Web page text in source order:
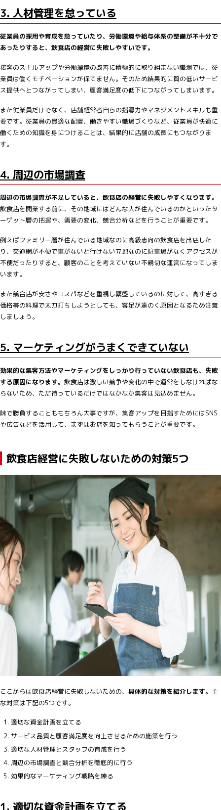
3. 人材管理を怠っている
従業員の採用や育成を怠っていたり、労働環境や給与体系の整備が不十分で
あったりすると、飲食店の経営に失敗しやすいです。
接客のスキルアップや労働環境の改善に積極的に取り組まない職場では、従
業員は働くモチベーションが保てません。そのため結果的に質の低いサービ
ス提供へとつながってしまい、顧客満足度の低下につながってしまいます。
また従業員だけでなく、店舗経営者自らの指導力やマネジメントスキルも重
要です。従業員の最適な配置、働きやすい職場づくりなど、従業員が快適に
働くための知識を身につけることは、結果的に店舗の成長にもつながりま
す。
4. 周辺の市場調査
周辺の市場調査が不足していると、飲食店の経営に失敗しやすくなります。
飲食店を開業する前に、その地域にはどんな人が住んでいるのかといったタ
ーゲット層の把握や、需要の変化、競合分析などを行うことが重要です。
例えばファミリー層が住んでいる地域なのに高級志向の飲食店を出店した
り、交通網が不便で車がないと行けない立地なのに駐車場がなくアクセスが
不便だったりすると、顧客のことを考えていない不親切な運営になってしま
います。
また競合店が安さやコスパなどを重視し繁盛しているのに対して、高すぎる
価格帯の料理で太刀打ちしようとしても、客足が遠のく原因となるため注意
しましょう。
5. マーケティングがうまくできていない
効果的な集客方法やマーケティングをしっかり行っていない飲食店も、失敗
する原因になります。 飲食店は激しい競争や変化の中で運営をしなければな
らないため、ただ待っているだけではなかなか集客は見込めません。
味で勝負することももちろん大事ですが、集客アップを目指すためにはSNS
や広告などを活用して、まずはお店を知ってもらうことが重要です。
飲食店経営に失敗しないための対策5つ
ここからは飲食店経営に失敗しないための、 具体的な対策を紹介します。 主
な対策は下記の5つです。
適切な資金計画を立てる
サービス品質と顧客満足度を向上させるための施策を行う
適切な人材管理とスタッフの育成を行う
周辺の市場調査と競合分析を徹底的に行う
効果的なマーケティング戦略を練る
1. 適切な資金計画を立てる